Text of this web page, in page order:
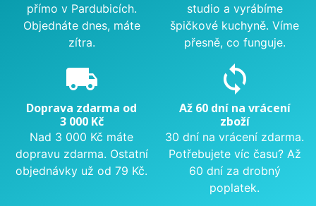
přímo v Pardubicích.
Objednáte dnes, máte
zítra.
studio a vyrábíme
špičkové kuchyně. Víme
přesně, co funguje.
local_shipping
Doprava zdarma od
3 000 Kč
Nad 3 000 Kč máte
dopravu zdarma. Ostatní
objednávky už od 79 Kč.
sync
Až 60 dní na vrácení
zboží
30 dní na vrácení zdarma.
Potřebujete víc času? Až
60 dní za drobný
poplatek.